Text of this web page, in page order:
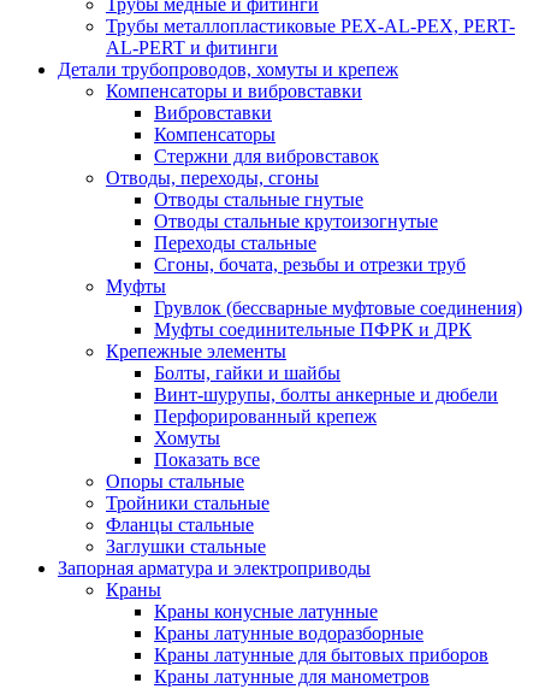
Трубы медные и фитинги
Трубы металлопластиковые PEX-AL-PEX, PERT-
AL-PERT и фитинги
Детали трубопроводов, хомуты и крепеж
Компенсаторы и вибровставки
Вибровставки
Компенсаторы
Стержни для вибровставок
Отводы, переходы, сгоны
Отводы стальные гнутые
Отводы стальные крутоизогнутые
Переходы стальные
Сгоны, бочата, резьбы и отрезки труб
Муфты
Грувлок (бессварные муфтовые соединения)
Муфты соединительные ПФРК и ДРК
Крепежные элементы
Болты, гайки и шайбы
Винт-шурупы, болты анкерные и дюбели
Перфорированный крепеж
Хомуты
Показать все
Опоры стальные
Тройники стальные
Фланцы стальные
Заглушки стальные
Запорная арматура и электроприводы
Краны
Краны конусные латунные
Краны латунные водоразборные
Краны латунные для бытовых приборов
Краны латунные для манометров